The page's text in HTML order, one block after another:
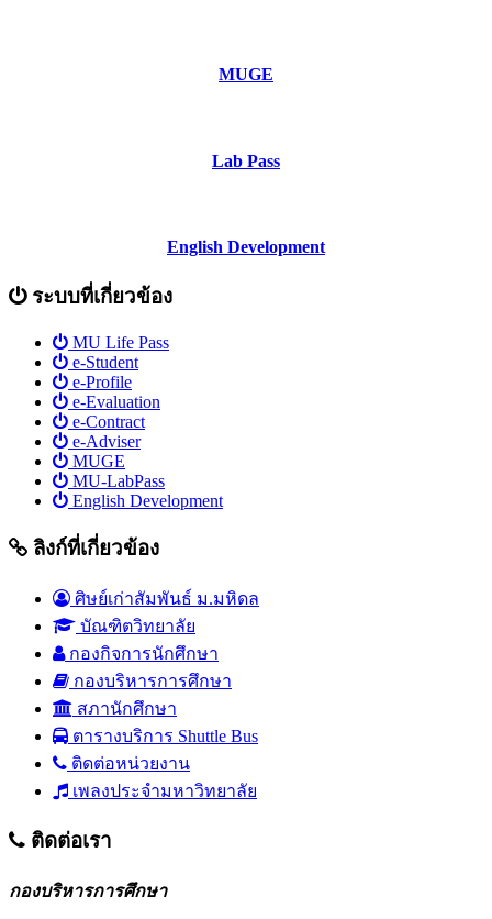
MUGE
Lab Pass
English Development
ระบบที่เกี่ยวข้อง
MU Life Pass
e-Student
e-Profile
e-Evaluation
e-Contract
e-Adviser
MUGE
MU-LabPass
English Development
ลิงก์ที่เกี่ยวข้อง
ศิษย์เก่าสัมพันธ์ ม.มหิดล
บัณฑิตวิทยาลัย
กองกิจการนักศึกษา
กองบริหารการศึกษา
สภานักศึกษา
ตารางบริการ Shuttle Bus
ติดต่อหน่วยงาน
เพลงประจำมหาวิทยาลัย
ติดต่อเรา
กองบริหารการศึกษา